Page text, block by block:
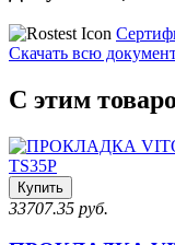
Скачать всю
С этим
Купить
33707.35 руб.